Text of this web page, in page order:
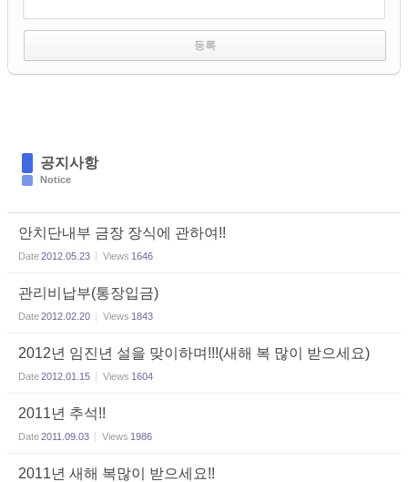
공지사항
Notice
안치단내부 금장 장식에 관하여!!
Date2012.05.23 Views 1646
관리비납부(통장입금)
Date2012.02.20 Views 1843
2012년 임진년 설을 맞이하며!!!(새해 복 많이 받으세요)
Date2012.01.15 Views 1604
2011년 추석!!
Date2011.09.03 Views 1986
2011년 새해 복많이 받으세요!!